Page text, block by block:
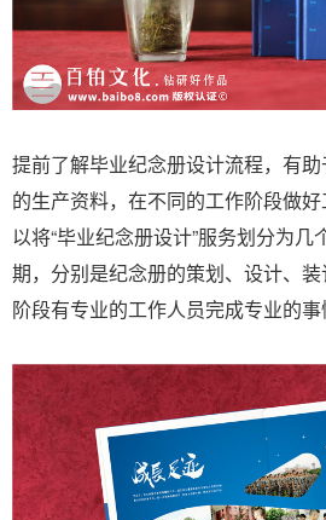
提前了解毕业纪念册设计流程，有
的生产资料，在不同的工作阶段做
以将“毕业纪念册设计”服务划分为
期，分别是纪念册的策划、设计、
阶段有专业的工作人员完成专业的事